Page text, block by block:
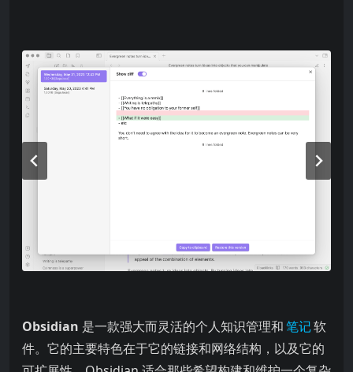
Obsidian 是一款强大而灵活的个人知识管理和笔记软
件。它的主要特色在于它的链接和网络结构，以及它的